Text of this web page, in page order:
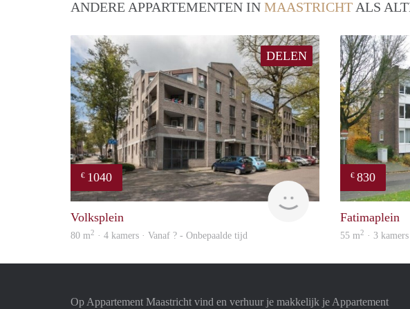
ANDERE APPARTEMENTEN IN MAASTRICHT ALS
DELEN
€ 1040
finder
Volksplein
80 m2 · 4 kamers · Vanaf ? - Onbepaalde tijd
€ 830
Fatimaplein
55 m2 · 3
Op Appartement Maastricht vind en verhuur je makkelijk je Appartement